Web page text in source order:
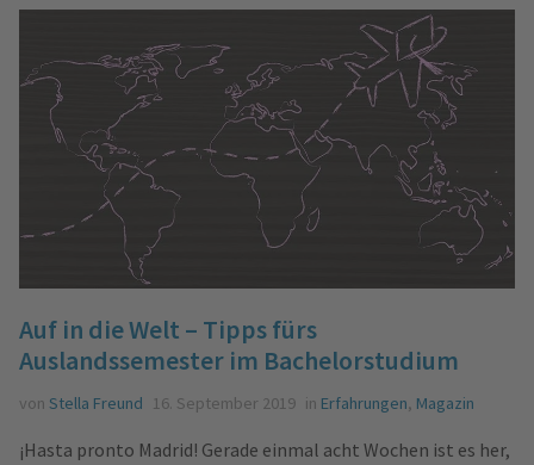
Auf in die Welt – Tipps fürs
Auslandssemester im Bachelorstudium
von Stella Freund 16. September 2019 in Erfahrungen, Magazin
¡Hasta pronto Madrid! Gerade einmal acht Wochen ist es her,